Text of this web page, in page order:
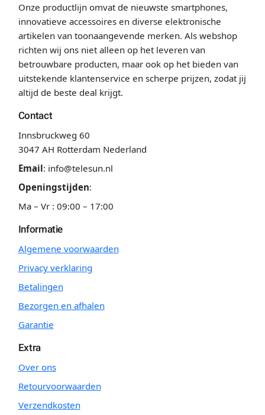
Onze productlijn omvat de nieuwste smartphones,
innovatieve accessoires en diverse elektronische
artikelen van toonaangevende merken. Als webshop
richten wij ons niet alleen op het leveren van
betrouwbare producten, maar ook op het bieden van
uitstekende klantenservice en scherpe prijzen, zodat jij
altijd de beste deal krijgt.
Contact
Innsbruckweg 60
3047 AH Rotterdam Nederland
Email: info@telesun.nl
Openingstijden:
Ma – Vr : 09:00 – 17:00
Informatie
Algemene voorwaarden
Privacy verklaring
Betalingen
Bezorgen en afhalen
Garantie
Extra
Over ons
Retourvoorwaarden
Verzendkosten